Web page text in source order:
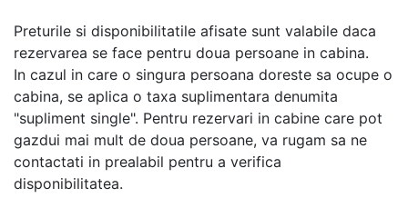
Preturile si disponibilitatile afisate sunt valabile daca
rezervarea se face pentru doua persoane in cabina.
In cazul in care o singura persoana doreste sa ocupe o
cabina, se aplica o taxa suplimentara denumita
"supliment single". Pentru rezervari in cabine care pot
gazdui mai mult de doua persoane, va rugam sa ne
contactati in prealabil pentru a verifica
disponibilitatea.